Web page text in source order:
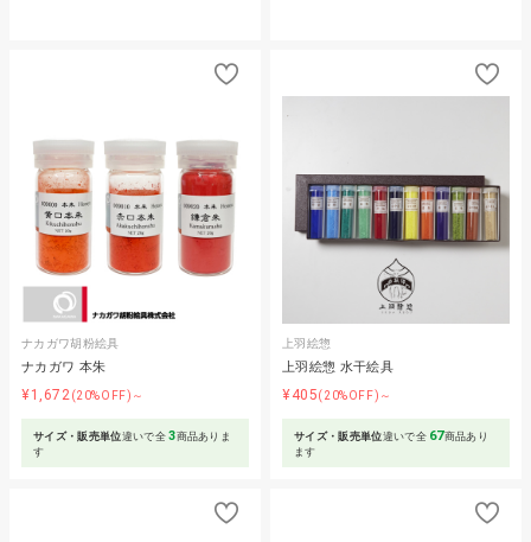
ナカガワ胡粉絵具
ナカガワ 本朱
¥1,672 (20%OFF)～
サイズ・販売単位違いで全3商品ありま
す
上羽絵惣
上羽絵惣 水干絵具
¥405(20%OFF)～
サイズ・販売単位違いで全 67商品あり
ます